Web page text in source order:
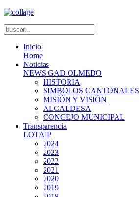
Inicio
Home
Noticias
NEWS GAD OLMEDO
HISTORIA
SIMBOLOS CANTONALES
MISIÓN Y VISIÓN
ALCALDESA
CONCEJO MUNICIPAL
Transparencia
LOTAIP
2024
2023
2022
2021
2020
2019